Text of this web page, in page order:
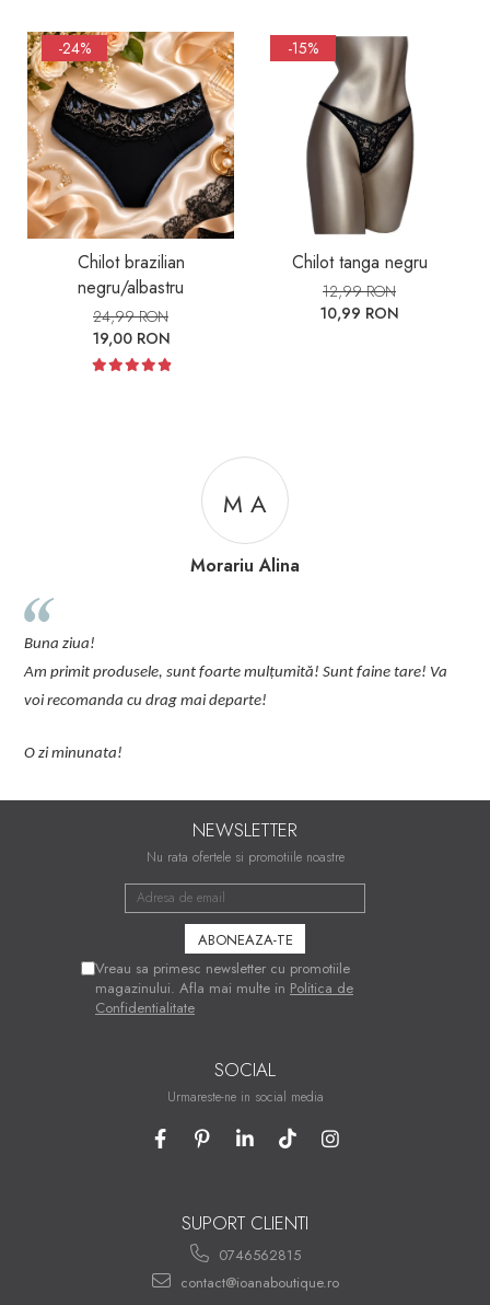
-24%
Chilot brazilian
negru/albastru
24,99 RON
19,00 RON
-15%
Chilot tanga negru
12,99 RON
10,99 RON
M A
Morariu Alina
Buna ziua!
Am primit produsele, sunt foarte mulțumită! Sunt faine tare! Va
voi recomanda cu drag mai departe!
O zi minunata!
NEWSLETTER
Nu rata ofertele si promotiile noastre
Vreau sa primesc newsletter cu promotiile
magazinului. Afla mai multe in Politica de
Confidentialitate
SOCIAL
Urmareste-ne in social media
SUPORT CLIENTI
0746562815
contact@ioanaboutique.ro